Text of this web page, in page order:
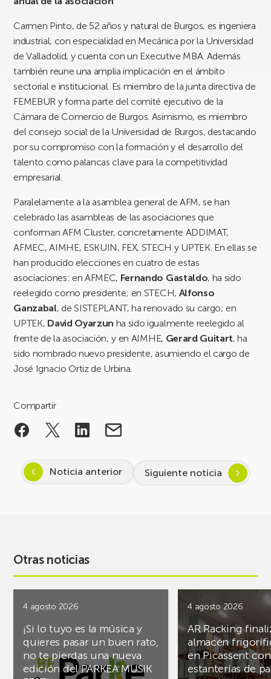
Carmen Pinto, de 52 años y natural de Burgos, es ingeniera
industrial, con especialidad en Mecánica por la Universidad
de Valladolid, y cuenta con un Executive MBA. Además
también reune una amplia implicación en el ámbito
sectorial e institucional. Es miembro de la junta directiva de
FEMEBUR y forma parte del comité ejecutivo de la
Cámara de Comercio de Burgos. Asimismo, es miembro
del consejo social de la Universidad de Burgos, destacando
por su compromiso con la formación y el desarrollo del
talento como palancas clave para la competitividad
empresarial.
Paralelamente a la asamblea general de AFM, se han
celebrado las asambleas de las asociaciones que
conforman AFM Cluster, concretamente ADDIMAT,
AFMEC, AIMHE, ESKUIN, FEX, STECH y UPTEK. En ellas se
han producido elecciones en cuatro de estas
asociaciones: en AFMEC, Fernando Gastaldo, ha sido
reelegido como presidente; en STECH, Alfonso
Ganzabal, de SISTEPLANT, ha renovado su cargo; en
UPTEK, David Oyarzun ha sido igualmente reelegido al
frente de la asociación; y en AIMHE, Gerard Guitart, ha
sido nombrado nuevo presidente, asumiendo el cargo de
José Ignacio Ortiz de Urbina.
Compartir
Noticia anterior Siguiente noticia
Otras noticias
4 agosto 2026
¡Si lo tuyo es la música y
quieres pasar un buen rato,
no te pierdas una nueva
edición del PARKEA MUSIK
4 agosto 2026
AR Racking
almacén
en Picassent con
estanterías de